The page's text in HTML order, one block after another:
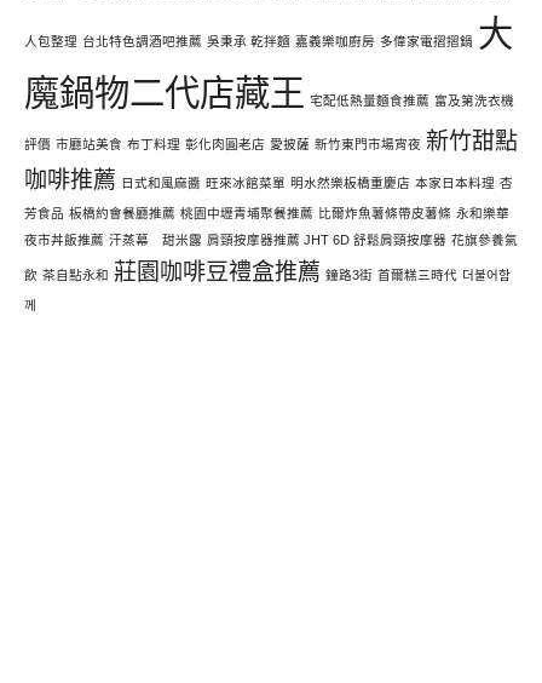
人包整理 台北特色調酒吧推薦 吳秉承 乾拌麵 嘉義樂咖廚房 多偉家電摺摺鍋 大
魔鍋物二代店藏王 宅配低熱量麵食推薦 富及第洗衣機
評價 市廳站美食 布丁料理 彰化肉圓老店 愛披薩 新竹東門市場宵夜 新竹甜點
咖啡推薦 日式和風麻醬 旺來冰館菜單 明水然樂板橋重慶店 本家日本料理 杏
芳食品 板橋約會餐廳推薦 桃園中壢青埔聚餐推薦 比爾炸魚薯條帶皮薯條 永和樂華
夜市丼飯推薦 汗蒸幕 甜米露 肩頸按摩器推薦 JHT 6D 舒鬆肩頸按摩器 花旗參養氣
飲 茶自點永和 莊園咖啡豆禮盒推薦 鐘路3街 首爾糕三時代 더불어함
께